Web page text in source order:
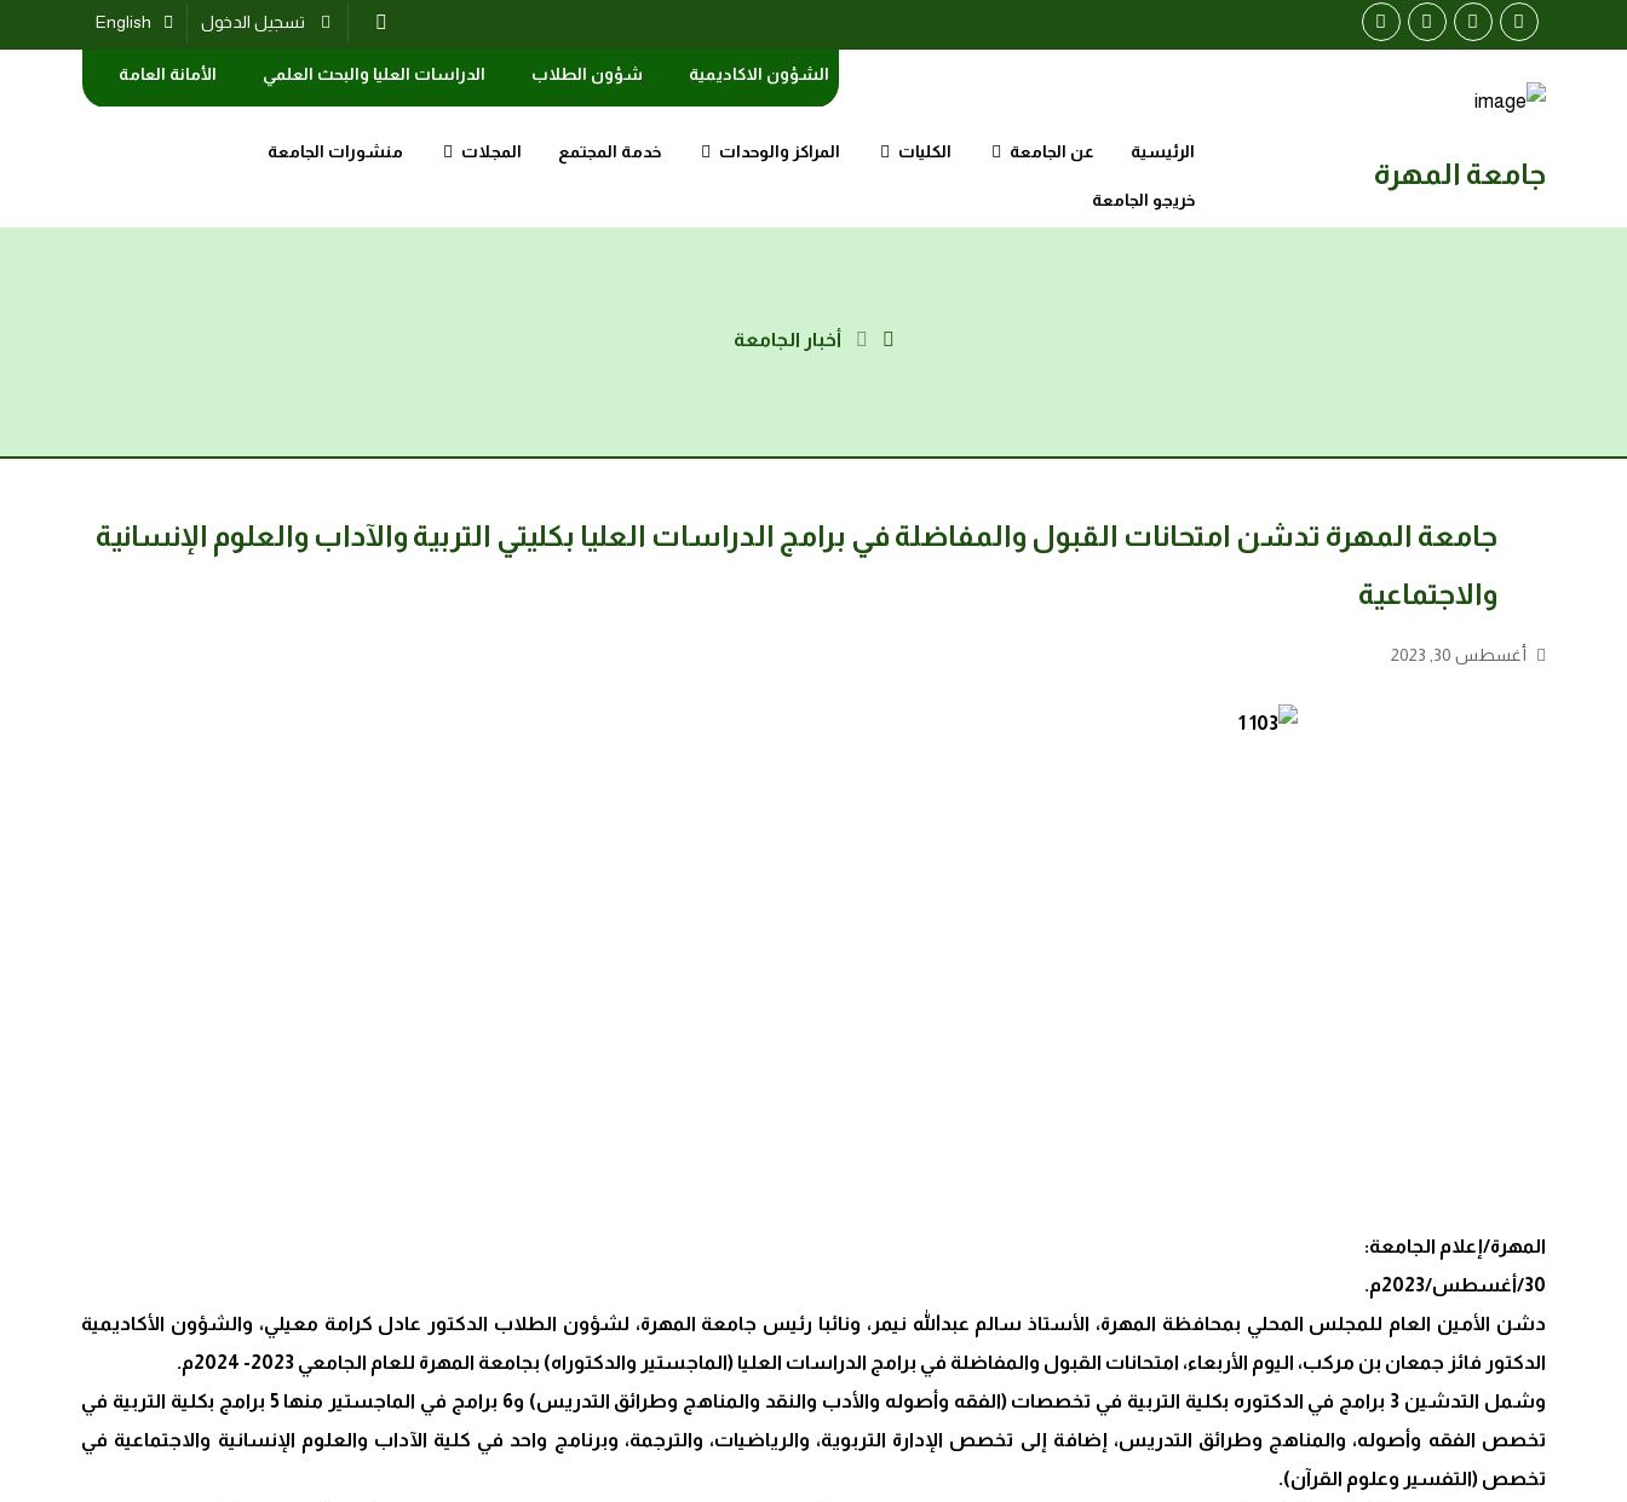
English تسجيل الدخول
الشؤون الاكاديمية شؤون الطلاب الدراسات العليا والبحث العلمي الأمانة العامة
جامعة المهرة
الرئيسية عن الجامعة الكليات المراكز والوحدات خدمة المجتمع المجلات منشورات الجامعة
خريجو الجامعة
أخبار الجامعة
جامعة المهرة تدشن امتحانات القبول والمفاضلة في برامج الدراسات العليا بكليتي التربية والآداب والعلوم الإنسانية
والاجتماعية
أغسطس 30, 2023
المهرة/إعلام الجامعة:
30/أغسطس/2023م.
دشن الأمين العام للمجلس المحلي بمحافظة المهرة، الأستاذ سالم عبدالله نيمر، ونائبا رئيس جامعة المهرة، لشؤون الطلاب الدكتور عادل كرامة معيلي، والشؤون الأكاديمية
الدكتور فائز جمعان بن مركب، اليوم الأربعاء، امتحانات القبول والمفاضلة في برامج الدراسات العليا (الماجستير والدكتوراه) بجامعة المهرة للعام الجامعي 2023- 2024م.
وشمل التدشين 3 برامج في الدكتوره بكلية التربية في تخصصات (الفقه وأصوله والأدب والنقد والمناهج وطرائق التدريس) و6 برامج في الماجستير منها 5 برامج بكلية التربية في
تخصص الفقه وأصوله، والمناهج وطرائق التدريس، إضافة إلى تخصص الإدارة التربوية، والرياضيات، والترجمة، وبرنامج واحد في كلية الآداب والعلوم الإنسانية والاجتماعية في
تخصص (التفسير وعلوم القرآن).